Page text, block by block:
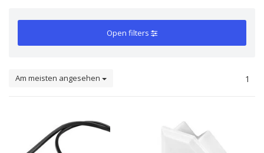
Open filters
Am meisten angesehen 1